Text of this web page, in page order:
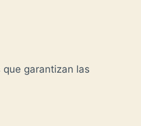
garantizan las